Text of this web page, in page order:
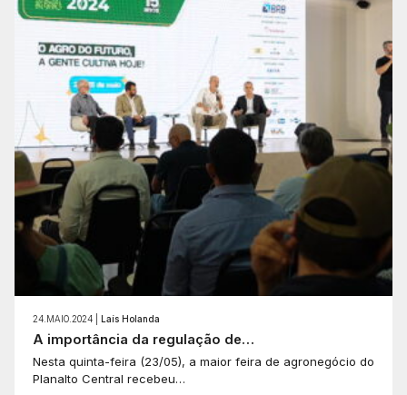
24.MAIO.2024 | Laís Holanda
A importância da regulação de…
Nesta quinta-feira (23/05), a maior feira de agronegócio do
Planalto Central recebeu…